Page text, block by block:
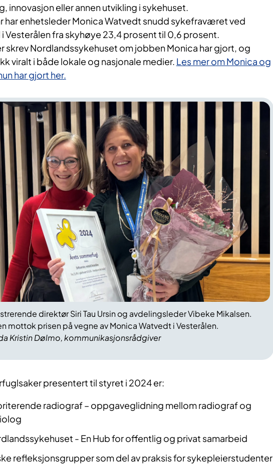
innovasjon eller annen utvikling i sykehuset.
har enhetsleder Monica Watvedt snudd sykefraværet ved
i Vesterålen fra skyhøye 23,4 prosent til 0,6 prosent.
skrev Nordlandssykehuset om jobben Monica har gjort, og
viralt i både lokale og nasjonale medier. Les mer om Monica og
har gjort her.
Kristin Dølmo, kommunikasjonsrådgiver
direktør Siri Tau Ursin og avdelingsleder Vibeke Mikalsen.
mottok prisen på vegne av Monica Watvedt i Vesterålen.
presentert til styret i 2024 er:
radiograf – oppgaveglidning mellom radiograf og
- En Hub for offentlig og privat samarbeid
refleksjonsgrupper som del av praksis for sykepleierstudenter